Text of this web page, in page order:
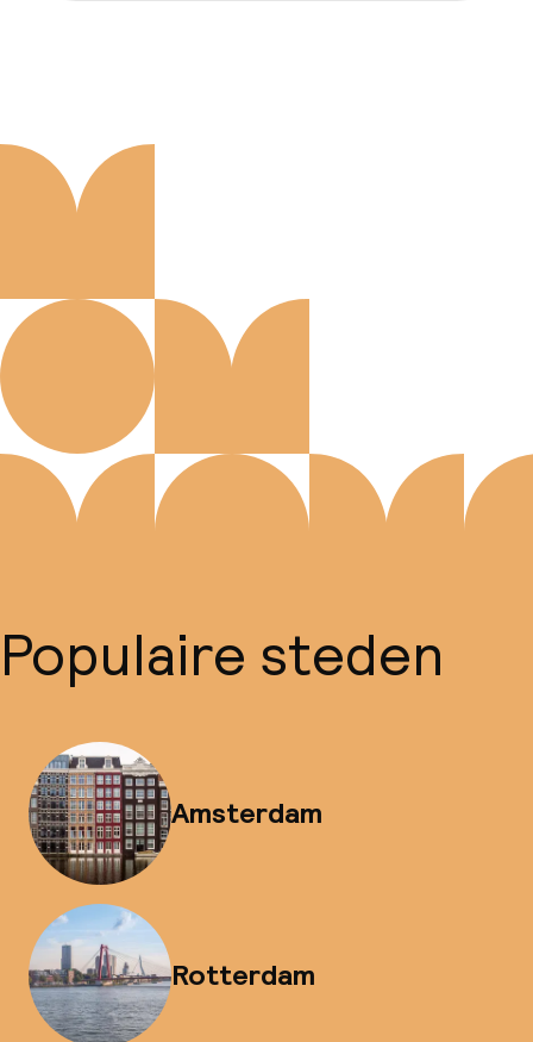
Populaire steden
Amsterdam
Rotterdam